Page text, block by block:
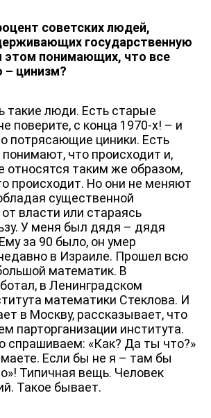
советских людей,
государственную
этом понимающих, что все
– цинизм?
такие люди. Есть старые
поверите, с конца 1970-х! – и
потрясающие циники. Есть
что происходит и,
относятся таким же образом,
происходит. Но они не меняют
существенной
власти или стараясь
У меня был дядя – дядя
за 90 было, он умер
в Израиле. Прошел всю
математик. В
в Ленинградском
математики Стеклова. И
в Москву, рассказывает, что
парторганизации института.
спрашиваем: «Как? Да ты что?»
Если бы не я – там бы
Типичная вещь. Человек
Такое бывает.